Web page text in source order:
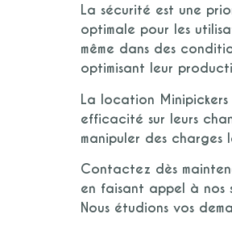
La sécurité est une
optimale pour les
même dans des
optimisant leur
La location Minipickers
efficacité sur leurs
manipuler des
Contactez dès
en faisant appel à nos
Nous étudions vos